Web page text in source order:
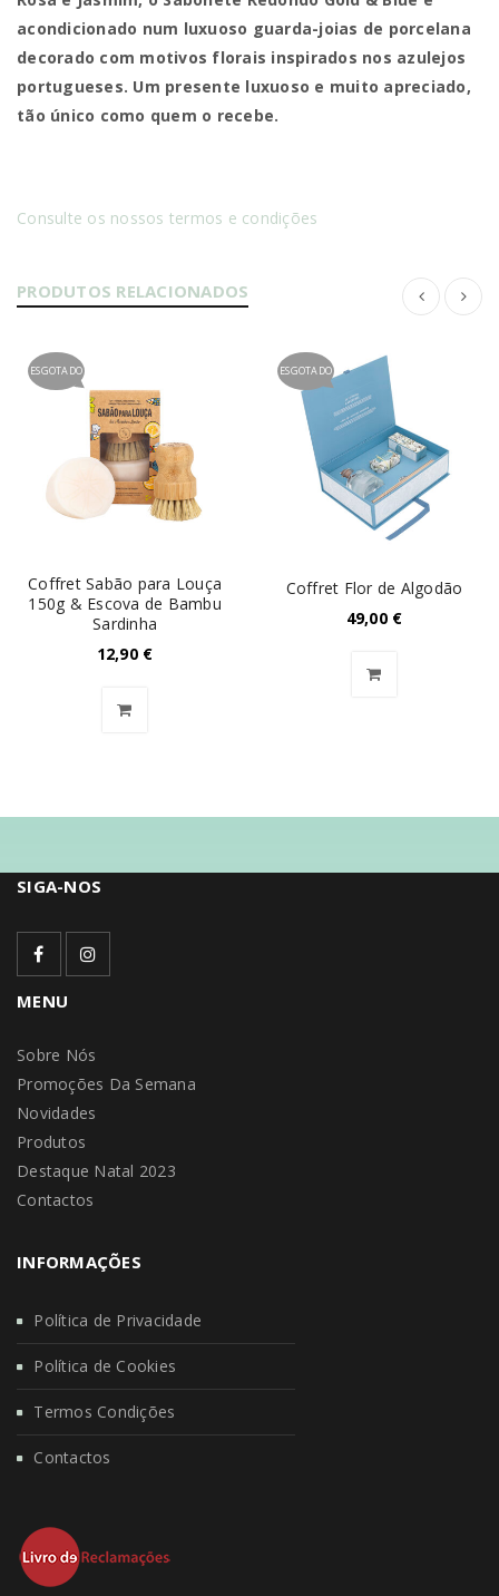
acondicionado num luxuoso guarda-joias de porcelana
decorado com motivos florais inspirados nos azulejos
portugueses. Um presente luxuoso e muito apreciado,
tão único como quem o recebe.
Consulte os nossos termos e condições
PRODUTOS RELACIONADOS
ESGOTADO
Coffret Sabão para Louça
150g & Escova de Bambu
Sardinha
12,90 €
ESGOTADO
Coffret Flor de Algodão
49,00 €
SIGA-NOS
MENU
Sobre Nós
Promoções Da Semana
Novidades
Produtos
Destaque Natal 2023
Contactos
INFORMAÇÕES
Política de Privacidade
Política de Cookies
Termos Condições
Contactos